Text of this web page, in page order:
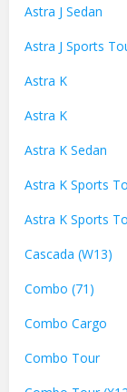
Astra J Sedan
Astra J Sports
Astra K
Astra K
Astra K Sedan
Astra K Sports
Astra K Sports
Cascada (W13)
Combo (71)
Combo Cargo
Combo Tour